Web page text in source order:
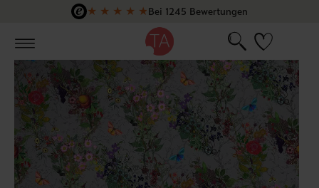
Zum Hauptinhalt springen
★ ★ ★ ★ ★Bei 1245 Bewertungen